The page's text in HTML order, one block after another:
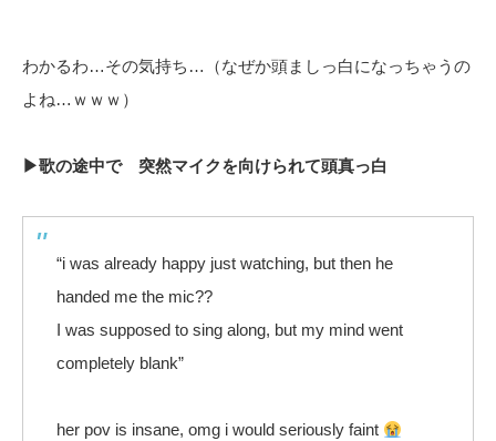
わかるわ…その気持ち…（なぜか頭ましっ白になっちゃうの
よね…ｗｗｗ）
▶歌の途中で 突然マイクを向けられて頭真っ白
“i was already happy just watching, but then he
handed me the mic??
I was supposed to sing along, but my mind went
completely blank”
her pov is insane, omg i would seriously faint